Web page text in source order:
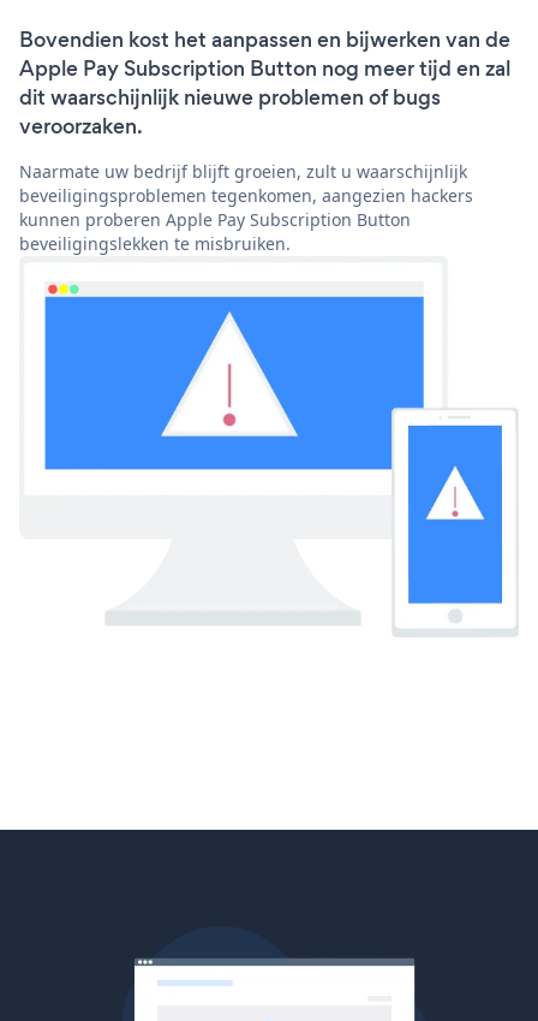
Bovendien kost het aanpassen en bijwerken van de
Apple Pay Subscription Button nog meer tijd en zal
dit waarschijnlijk nieuwe problemen of bugs
veroorzaken.
Naarmate uw bedrijf blijft groeien, zult u waarschijnlijk
beveiligingsproblemen tegenkomen, aangezien hackers
kunnen proberen Apple Pay Subscription Button
beveiligingslekken te misbruiken.